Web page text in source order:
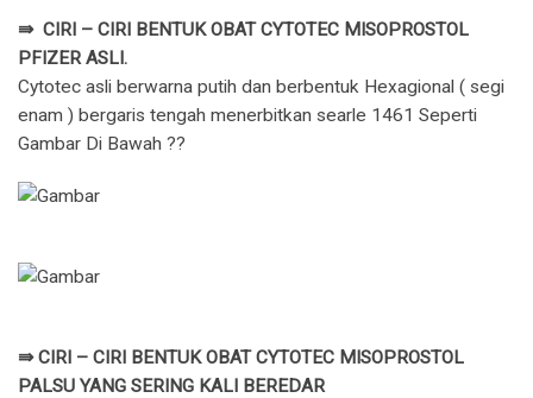
⇛ CIRI – CIRI BENTUK OBAT CYTOTEC MISOPROSTOL
PFIZER ASLI.
Cytotec asli berwarna putih dan berbentuk Hexagional ( segi
enam ) bergaris tengah menerbitkan searle 1461 Seperti
Gambar Di Bawah ??
⇛ CIRI – CIRI BENTUK OBAT CYTOTEC MISOPROSTOL
PALSU YANG SERING KALI BEREDAR